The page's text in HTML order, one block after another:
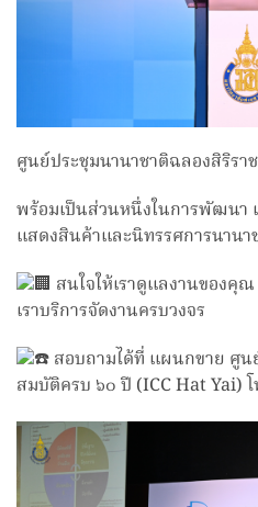
ศูนย์ประชุมนานาชาติฉลองสิริร
พร้อมเป็นส่วนหนึ่งในการพัฒนา
แสดงสินค้าและนิทรรศการนานา
สนใจให้เราดูแลงานของคุ
เราบริการจัดงานครบวงจร
สอบถามได้ที่ แผนกขาย ศูน
สมบัติครบ ๖๐ ปี (ICC Hat Yai)